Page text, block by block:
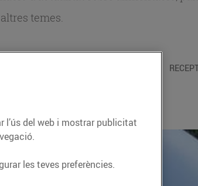
temes.
l’ús del web i mostrar publicitat
les teves preferències.